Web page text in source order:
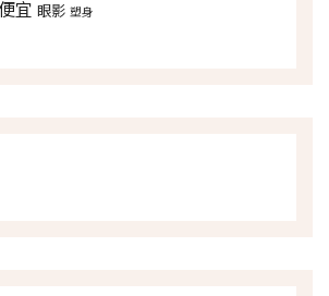
便宜 眼影 塑身